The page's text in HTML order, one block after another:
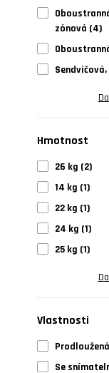
zónová (4)
Hmotnost
26 kg (2)
14 kg (1)
22 kg (1)
24 kg (1)
25 kg (1)
Vlastnosti
Se